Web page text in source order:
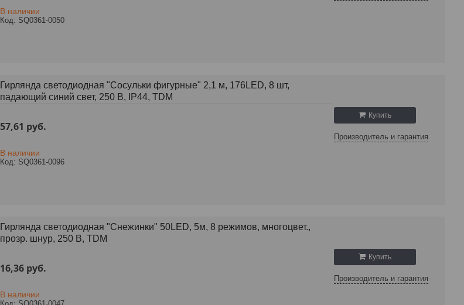
В наличии
SQ0361-0050
Купить
Производитель и гарантия
Гирлянда светодиодная "Сосульки фигурные" 2,1 м, 176LED, 8 шт,
падающий синий свет, 250 В, IP44, TDM
57,61 руб.
В наличии
SQ0361-0096
Купить
Производитель и гарантия
Гирлянда светодиодная "Снежинки" 50LED, 5м, 8 режимов, многоцвет.,
прозр. шнур, 250 В, TDM
16,36 руб.
В наличии